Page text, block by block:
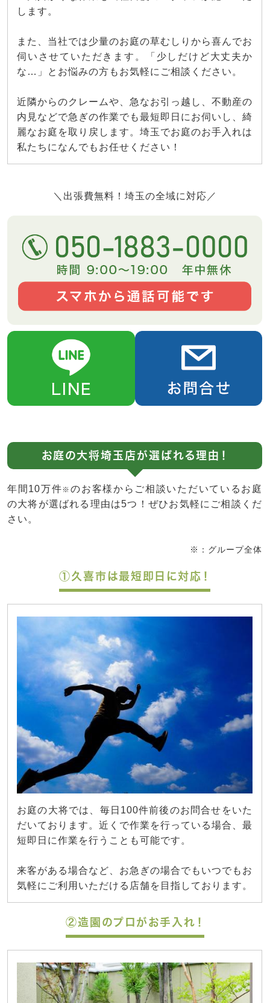
します。
また、当社では少量のお庭の草むしりから喜んでお
伺いさせていただきます。「少しだけど大丈夫か
な…」とお悩みの方もお気軽にご相談ください。
近隣からのクレームや、急なお引っ越し、不動産の
内見などで急ぎの作業でも最短即日にお伺いし、綺
麗なお庭を取り戻します。埼玉でお庭のお手入れは
私たちになんでもお任せください！
＼出張費無料！埼玉の全域に対応／
お庭の大将埼玉店が選ばれる理由！
年間10万件※のお客様からご相談いただいているお庭
の大将が選ばれる理由は5つ！ぜひお気軽にご相談くだ
さい。
※：グループ全体
①久喜市は最短即日に対応！
お庭の大将では、毎日100件前後のお問合せをいた
だいております。近くで作業を行っている場合、最
短即日に作業を行うことも可能です。
来客がある場合など、お急ぎの場合でもいつでもお
気軽にご利用いただける店舗を目指しております。
②造園のプロがお手入れ！